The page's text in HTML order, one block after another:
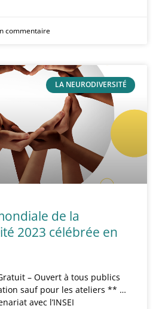
commentaire
LA NEURODIVERSITÉ
de la
2023 célébrée en
– Ouvert à tous publics
sauf pour les ateliers ** …
avec l’INSEI